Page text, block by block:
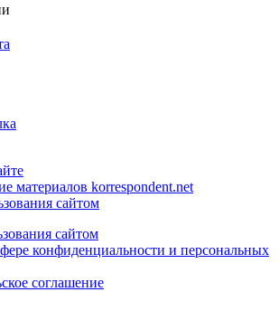
материалов korrespondent.net
сайтом
сайтом
конфиденциальности и персональных
соглашение